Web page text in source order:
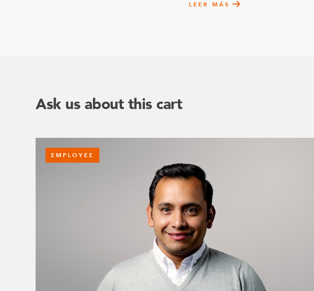
LEER MÁS
Ask us about this cart
EMPLOYEE